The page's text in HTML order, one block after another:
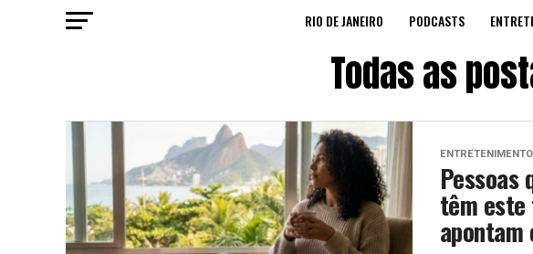
RIO DE JANEIRO PODCASTS
Todas as
ENTRETENIMENTO
Pessoas
têm
apontam